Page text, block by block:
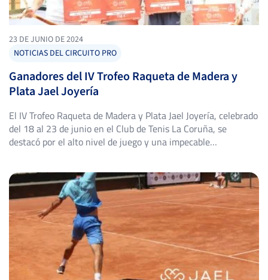
23 DE JUNIO DE 2024
NOTICIAS DEL CIRCUITO PRO
Ganadores del IV Trofeo Raqueta de Madera y
Plata Jael Joyería
El IV Trofeo Raqueta de Madera y Plata Jael Joyería, celebrado
del 18 al 23 de junio en el Club de Tenis La Coruña, se
destacó por el alto nivel de juego y una impecable
superficie de tierra […]